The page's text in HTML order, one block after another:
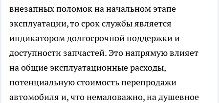
внезапных поломок на начальном этапе
эксплуатации, то срок службы является
индикатором долгосрочной поддержки и
доступности запчастей. Это напрямую влияет
на общие эксплуатационные расходы,
потенциальную стоимость перепродажи
автомобиля и, что немаловажно, на душевное